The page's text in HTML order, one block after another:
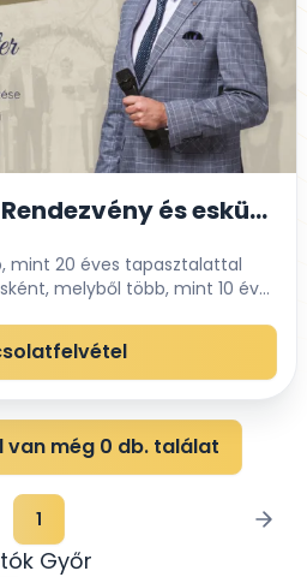
és esküvő
mint 20 éves tapasztalattal
melyből több, mint 10 éve
a 70-es évektől
zen...
van még 0 db. találat
1
Győr